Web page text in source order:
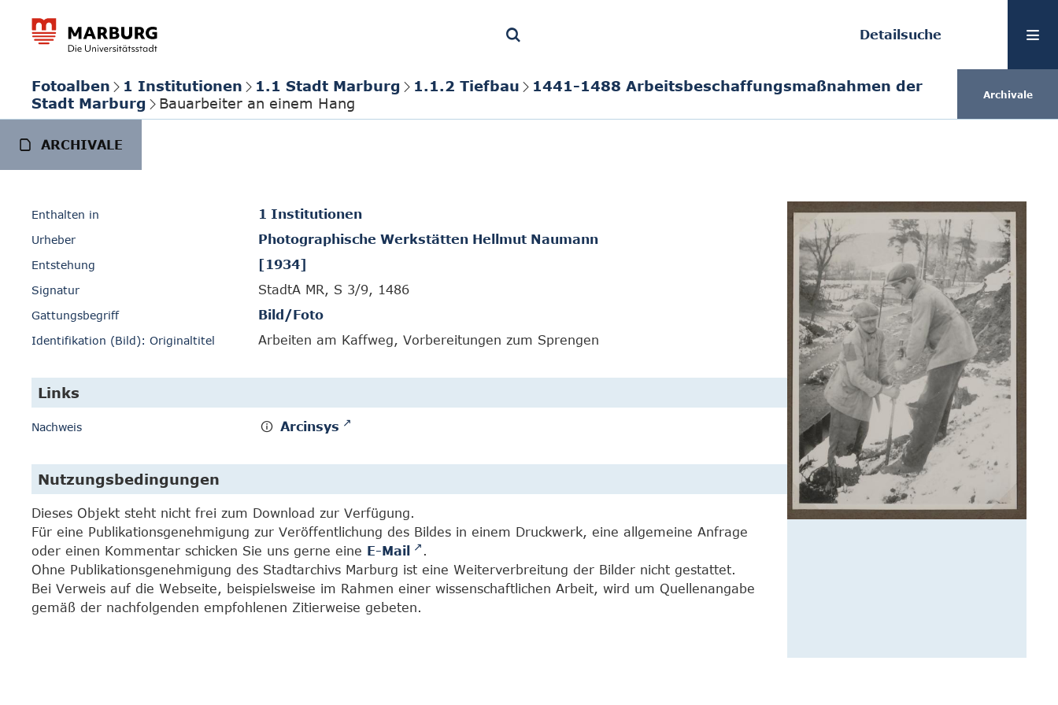
Detailsuche
Fotoalben 1 Institutionen 1.1 Stadt Marburg 1.1.2 Tiefbau
1441-1488 Arbeitsbeschaffungsmaßnahmen der
Stadt Marburg
Bauarbeiter an einem Hang Archivale
ARCHIVALE
Enthalten in 1 Institutionen
Urheber Photographische Werkstätten Hellmut Naumann
Entstehung [1934]
Signatur StadtA MR, S 3/9, 1486
Gattungsbegriff Bild/Foto
Identifikation (Bild): Originaltitel Arbeiten am Kaffweg, Vorbereitungen zum Sprengen
Links
Nachweis Arcinsys
Nutzungsbedingungen
Dieses Objekt steht nicht frei zum Download zur Verfügung.
Für eine Publikationsgenehmigung zur Veröffentlichung des Bildes in einem Druckwerk, eine allgemeine Anfrage
oder einen Kommentar schicken Sie uns gerne eine E-Mail
.
Ohne Publikationsgenehmigung des Stadtarchivs Marburg ist eine Weiterverbreitung der Bilder nicht gestattet.
Bei Verweis auf die Webseite, beispielsweise im Rahmen einer wissenschaftlichen Arbeit, wird um Quellenangabe
gemäß der nachfolgenden empfohlenen Zitierweise gebeten.